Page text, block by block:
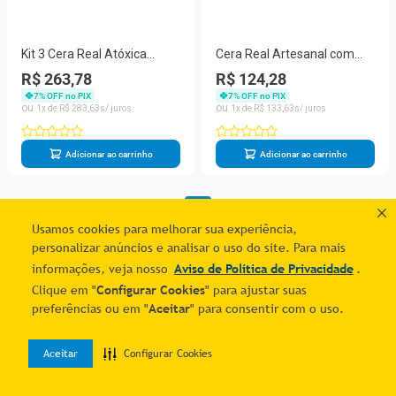
Usamos cookies para melhorar sua experiência,
personalizar anúncios e analisar o uso do site. Para mais
informações, veja nosso Aviso de Política de Privacidade .
Clique em "Configurar Cookies" para ajustar suas
preferências ou em "Aceitar" para consentir com o uso.
Aceitar Configurar Cookies
Kit 3 Cera Real Atóxica
Madeira Couro Brilho
Proteção 200grs
R$ 263,78
7% OFF no PIX
1
R$ 283 63
Adicionar ao carrinho
Cera Real Artesanal com
Cera Abelha Atóxica
Restaura Protege
R$ 124,28
7% OFF no PIX
1
R$ 133 63
Adicionar ao carrinho